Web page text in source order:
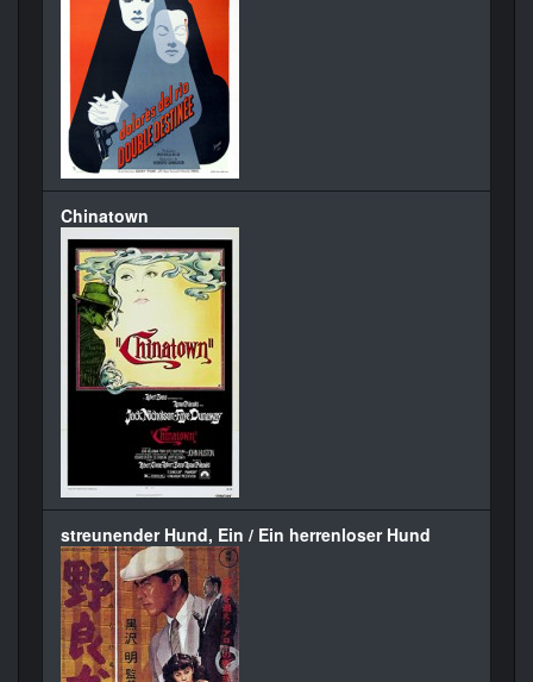
Chinatown
streunender Hund, Ein / Ein herrenloser Hund